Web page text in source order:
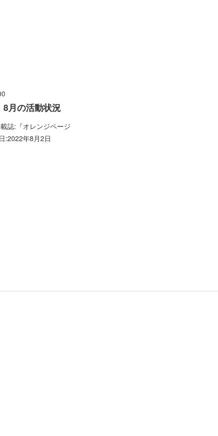
8月の活動状況
誌:『オレンジページ
:2022年8月2日